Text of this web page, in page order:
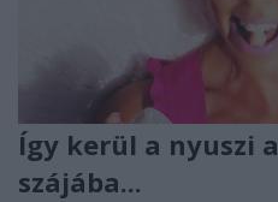
Így kerül a nyuszi
szájába...